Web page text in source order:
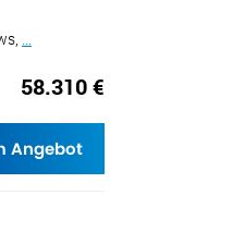
...
58.310 €
Angebot